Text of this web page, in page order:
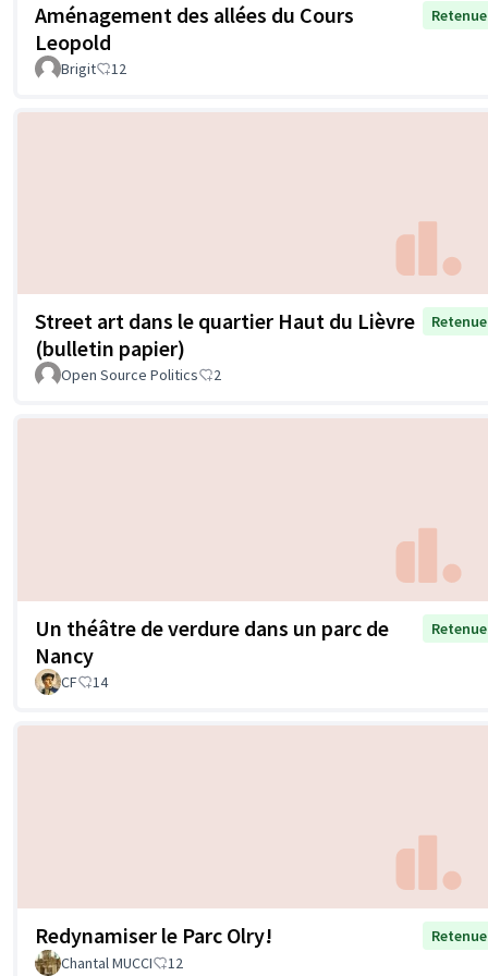
Aménagement des allées du Cours
Leopold
Retenue
Brigit 12
Street art dans le quartier Haut du Lièvre
(bulletin papier)
Retenue
Open Source Politics 2
Un théâtre de verdure dans un parc de
Nancy
Retenue
CF 14
Redynamiser le Parc Olry!
Retenue
Chantal MUCCI
12